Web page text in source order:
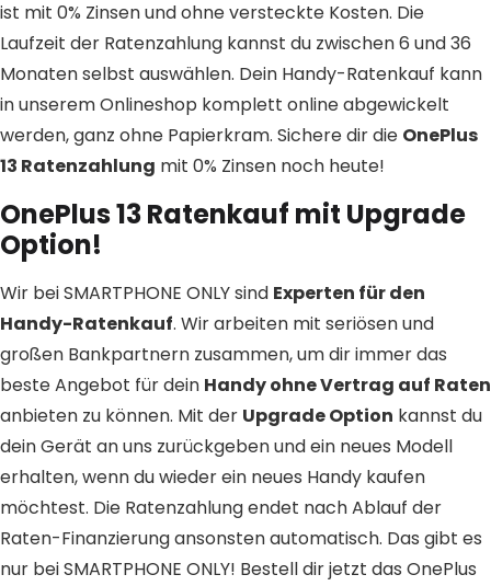
ist mit 0% Zinsen und ohne versteckte Kosten. Die
Laufzeit der Ratenzahlung kannst du zwischen 6 und 36
Monaten selbst auswählen. Dein Handy-Ratenkauf kann
in unserem Onlineshop komplett online abgewickelt
werden, ganz ohne Papierkram. Sichere dir die OnePlus
13 Ratenzahlung mit 0% Zinsen noch heute!
OnePlus 13 Ratenkauf mit Upgrade
Option!
Wir bei SMARTPHONE ONLY sind Experten für den
Handy-Ratenkauf. Wir arbeiten mit seriösen und
großen Bankpartnern zusammen, um dir immer das
beste Angebot für dein Handy ohne Vertrag auf Raten
anbieten zu können. Mit der Upgrade Option kannst du
dein Gerät an uns zurückgeben und ein neues Modell
erhalten, wenn du wieder ein neues Handy kaufen
möchtest. Die Ratenzahlung endet nach Ablauf der
Raten-Finanzierung ansonsten automatisch. Das gibt es
nur bei SMARTPHONE ONLY! Bestell dir jetzt das OnePlus